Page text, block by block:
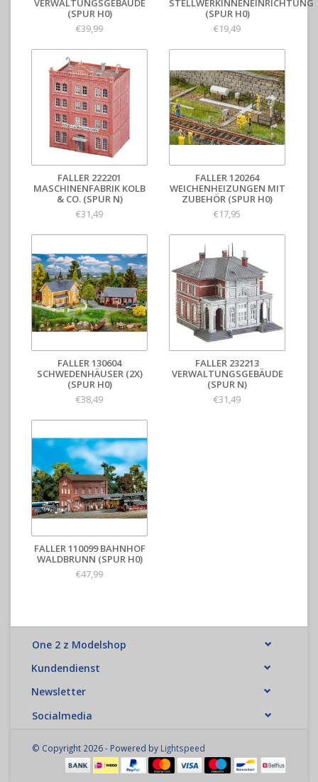
VERWALTUNGSGEBÄUDE
(SPUR H0)
€39,99
STELLWERKINNENEINRICHTUNG
(SPUR H0)
€19,49
FALLER 222201
MASCHINENFABRIK KOLB
& CO. (SPUR N)
€31,49
FALLER 120264
WEICHENHEIZUNGEN MIT
ZUBEHÖR (SPUR H0)
€17,95
FALLER 130604
SCHWEDENHÄUSER (2X)
(SPUR H0)
€38,49
FALLER 232213
VERWALTUNGSGEBÄUDE
(SPUR N)
€31,49
FALLER 110099 BAHNHOF
WALDBRUNN (SPUR H0)
€47,99
One 2 z Modelshop
Kundendienst
Newsletter
Socialmedia
© Copyright 2026 - Powered by Lightspeed